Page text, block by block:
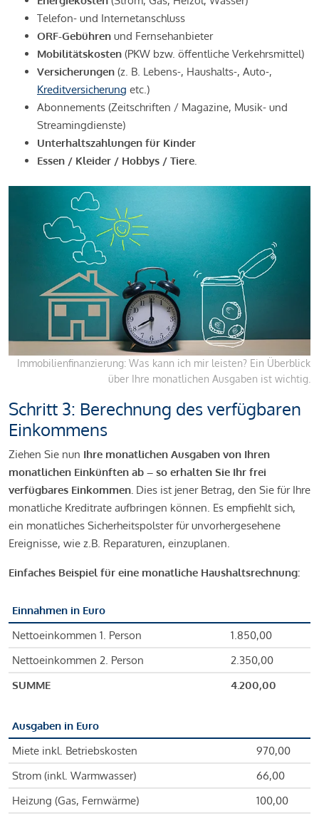
Telefon- und Internetanschluss
ORF-Gebühren und Fernsehanbieter
Mobilitätskosten (PKW bzw. öffentliche Verkehrsmittel)
Versicherungen (z. B. Lebens-, Haushalts-, Auto-,
Kreditversicherung etc.)
Abonnements (Zeitschriften / Magazine, Musik- und
Streamingdienste)
Unterhaltszahlungen für Kinder
Essen / Kleider / Hobbys / Tiere.
Immobilienfinanzierung: Was kann ich mir leisten? Ein Überblick
über Ihre monatlichen Ausgaben ist wichtig.
Schritt 3: Berechnung des verfügbaren
Einkommens
Ziehen Sie nun Ihre monatlichen Ausgaben von Ihren
monatlichen Einkünften ab – so erhalten Sie Ihr frei
verfügbares Einkommen. Dies ist jener Betrag, den Sie für Ihre
monatliche Kreditrate aufbringen können. Es empfiehlt sich,
ein monatliches Sicherheitspolster für unvorhergesehene
Ereignisse, wie z.B. Reparaturen, einzuplanen.
Einfaches Beispiel für eine monatliche Haushaltsrechnung:
Einnahmen in Euro
Nettoeinkommen 1. Person
1.850,00
Nettoeinkommen 2. Person
2.350,00
SUMME
4.200,00
Ausgaben in Euro
Miete inkl. Betriebskosten
970,00
Strom (inkl. Warmwasser)
66,00
Heizung (Gas, Fernwärme)
100,00